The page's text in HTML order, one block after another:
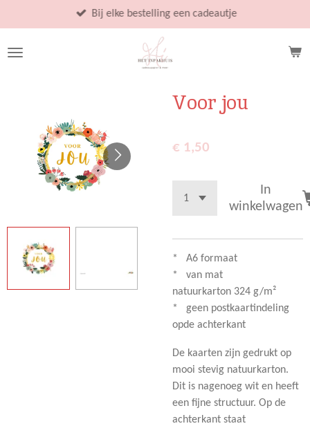
direct
naar
Bij elke bestelling een cadeautje
Voor jou
€ 1,50
In
winkelwagen
* A6 formaat
* van mat
natuurkarton 324 g/m²
* geen postkaartindeling
opde achterkant
De kaarten zijn gedrukt op
mooi stevig natuurkarton.
Dit is nagenoeg wit en heeft
een fijne structuur. Op de
achterkant staat